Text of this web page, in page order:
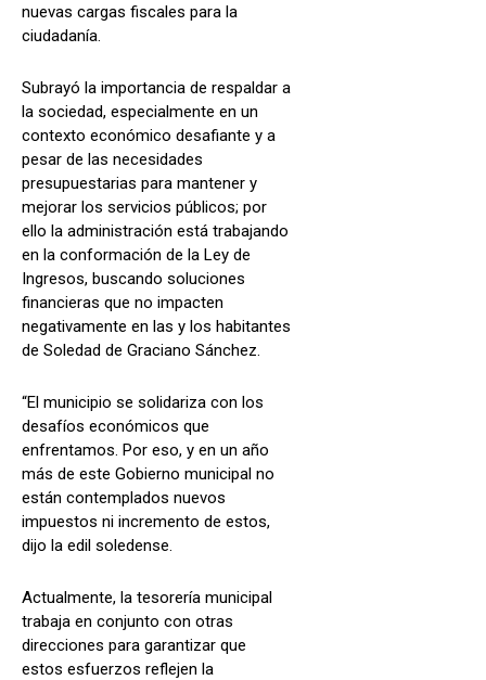
nuevas cargas fiscales para la
ciudadanía.
Subrayó la importancia de respaldar a
la sociedad, especialmente en un
contexto económico desafiante y a
pesar de las necesidades
presupuestarias para mantener y
mejorar los servicios públicos; por
ello la administración está trabajando
en la conformación de la Ley de
Ingresos, buscando soluciones
financieras que no impacten
negativamente en las y los habitantes
de Soledad de Graciano Sánchez.
“El municipio se solidariza con los
desafíos económicos que
enfrentamos. Por eso, y en un año
más de este Gobierno municipal no
están contemplados nuevos
impuestos ni incremento de estos,
dijo la edil soledense.
Actualmente, la tesorería municipal
trabaja en conjunto con otras
direcciones para garantizar que
estos esfuerzos reflejen la